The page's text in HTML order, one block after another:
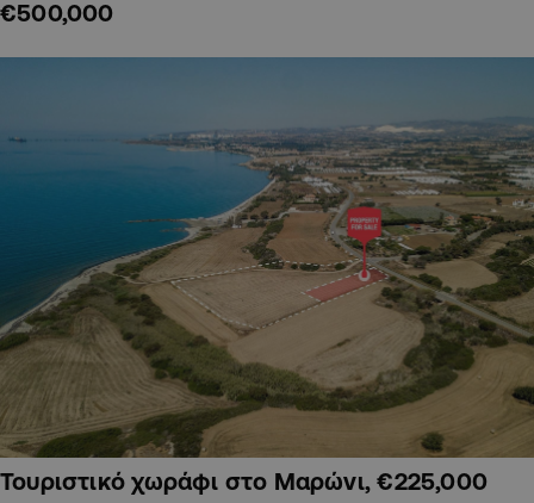
€500,000
Τουριστικό χωράφι στο Μαρώνι, €225,000